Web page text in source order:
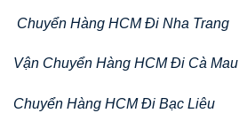
Chuyển Hàng HCM Đi Nha Trang
Vận Chuyển Hàng HCM Đi Cà Mau
Chuyển Hàng HCM Đi Bạc Liêu